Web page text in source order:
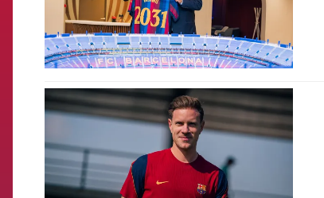
FCB Barcelona badge